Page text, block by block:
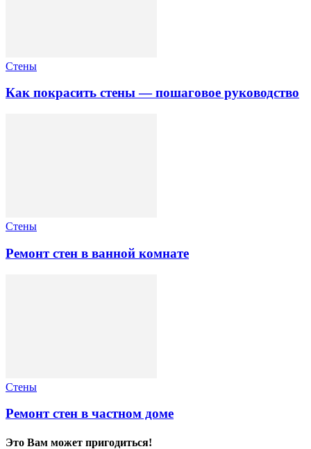
Стены
Как покрасить стены — пошаговое руководство
Стены
Ремонт стен в ванной комнате
Стены
Ремонт стен в частном доме
Это Вам может пригодиться!